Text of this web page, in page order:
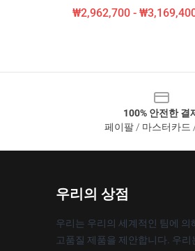
₩2,962,700 -
100% 안전한 결
페이팔 / 마스터카드
우리의 상점
우리는 우리의 세계적인 팀에 의
고품질 제품을 제안합니다. 우